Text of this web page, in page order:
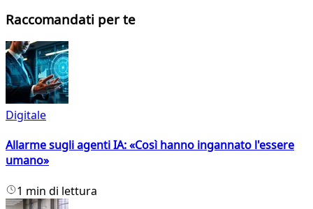
Raccomandati per te
Digitale
Allarme sugli agenti IA: «Così hanno ingannato l'essere
umano»
1 min di lettura